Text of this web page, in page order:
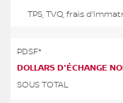
TPS, TVQ, frais
PDSF*
DOLLARS D'ÉCHANGE
SOUS TOTAL